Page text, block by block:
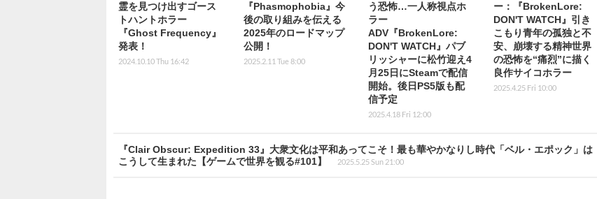
霊を見つけ出すゴース
トハントホラー
『Ghost Frequency』
発表！
2024.10.10 Thu 16:42
『Phasmophobia』今
後の取り組みを伝える
2025年のロードマップ
公開！
2025.2.11 Tue 8:00
う恐怖…一人称視点ホ
ラー
ADV『BrokenLore:
DON'T WATCH』パブ
リッシャーに松竹迎え4
月25日にSteamで配信
開始。後日PS5版も配
信予定
2025.4.18 Fri 12:00
ー：『BrokenLore:
DON'T WATCH』引き
こもり青年の孤独と不
安、崩壊する精神世界
の恐怖を“痛烈”に描く
良作サイコホラー
2025.4.25 Fri 10:00
『Clair Obscur: Expedition 33』大衆文化は平和あってこそ！最も華やかなりし時代「ベル・エポック」は
こうして生まれた【ゲームで世界を観る#101】
2025.5.25 Sun 21:00